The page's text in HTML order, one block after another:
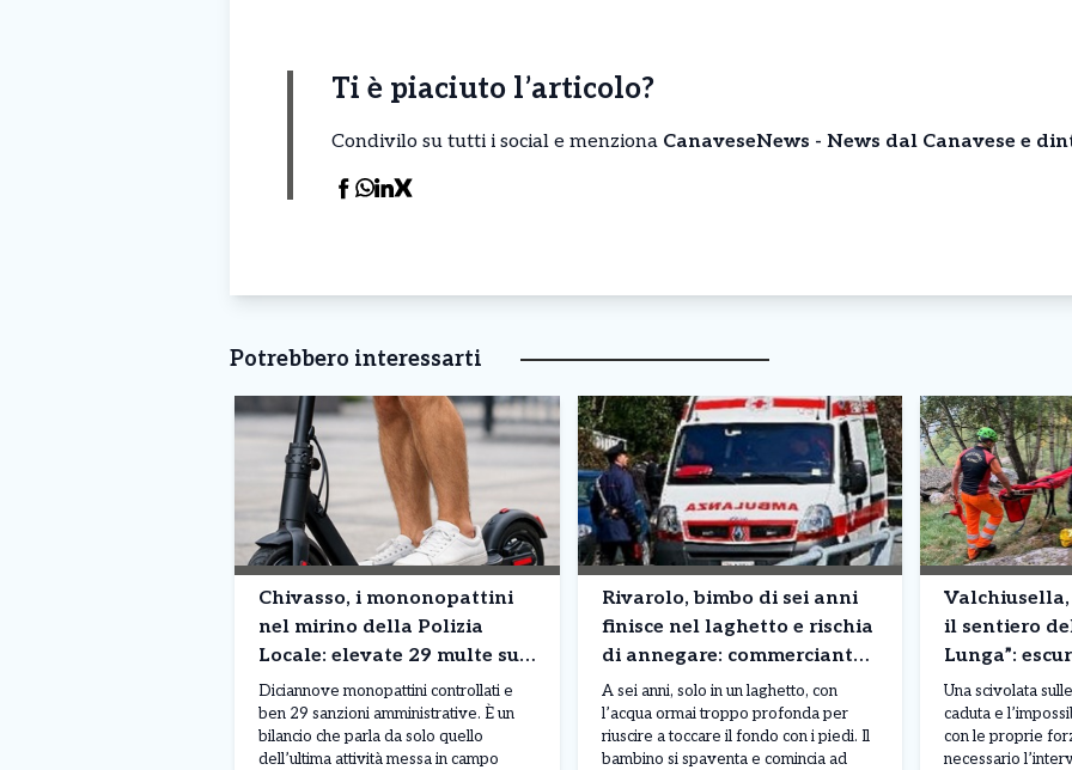
Ti è piaciuto l’articolo?
Condivilo su tutti i social e menziona CanaveseNews - News dal Canavese e
Potrebbero interessarti
Chivasso, i mononopattini
nel mirino della Polizia
Locale: elevate 29 multe su
19 mezzi controllati
Diciannove monopattini controllati e
ben 29 sanzioni amministrative. È un
bilancio che parla da solo quello
dell’ultima attività messa in campo
Rivarolo, bimbo di sei anni
finisce nel laghetto e rischia
di annegare: commerciante
si precipita e lo salva
A sei anni, solo in un laghetto, con
l’acqua ormai troppo profonda per
riuscire a toccare il fondo con i piedi. Il
bambino si spaventa e comincia ad
il sentiero
Lunga”:
recuperata
Alpino
Una scivolata
caduta e
con le proprie
necessario